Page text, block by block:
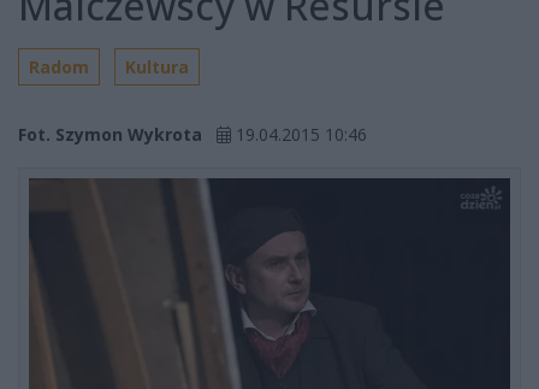
Radom Kultura
Fot. Szymon Wykrota 19.04.2015 10:46